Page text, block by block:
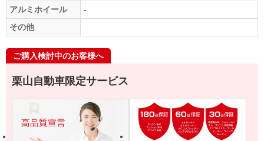
アルミホイール
-
その他
ご購入検討中のお客様へ
栗山自動車限定サービス